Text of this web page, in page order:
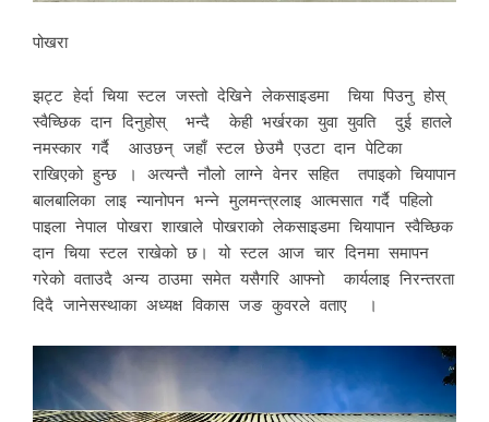
पोखरा
झट्ट हेर्दा चिया स्टल जस्तो देखिने लेकसाइडमा चिया पिउनु होस्
स्वैच्छिक दान दिनुहोस् भन्दै केही भर्खरका युवा युवति दुई हातले
नमस्कार गर्दै आउछन् जहाँ स्टल छेउमै एउटा दान पेटिका
राखिएको हुन्छ । अत्यन्तै नौलो लाग्ने वेनर सहित तपाइको चियापान
बालबालिका लाइ न्यानोपन भन्ने मुलमन्त्रलाइ आत्मसात गर्दै पहिलो
पाइला नेपाल पोखरा शाखाले पोखराको लेकसाइडमा चियापान स्वैच्छिक
दान चिया स्टल राखेको छ। यो स्टल आज चार दिनमा समापन
गरेको वताउदै अन्य ठाउमा समेत यसैगरि आफ्नो कार्यलाइ निरन्तरता
दिदै जानेसस्थाका अध्यक्ष विकास जङ कुवरले वताए ।